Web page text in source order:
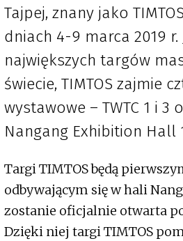
Tajpej, znany jako
dniach 4-9 marca 2019 r.
największych targów
świecie, TIMTOS zajmie
wystawowe – TWTC 1 i 3
Nangang Exhibition Hall
Targi TIMTOS będą
odbywającym się w hali
zostanie oficjalnie otwarta
Dzięki niej targi TIMTOS